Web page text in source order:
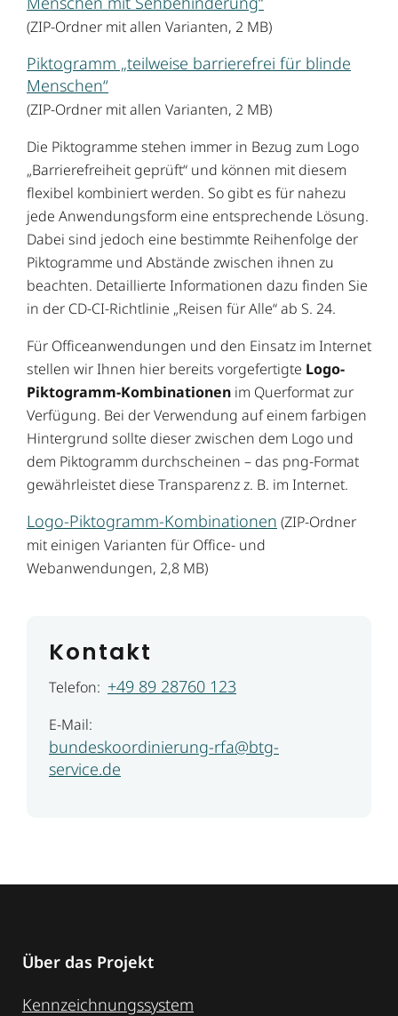
(ZIP-Ordner mit allen Varianten, 2 MB)
Piktogramm „teilweise barrierefrei für blinde
Menschen“
(ZIP-Ordner mit allen Varianten, 2 MB)
Die Piktogramme stehen immer in Bezug zum Logo
„Barrierefreiheit geprüft“ und können mit diesem
flexibel kombiniert werden. So gibt es für nahezu
jede Anwendungsform eine entsprechende Lösung.
Dabei sind jedoch eine bestimmte Reihenfolge der
Piktogramme und Abstände zwischen ihnen zu
beachten. Detaillierte Informationen dazu finden Sie
in der CD-CI-Richtlinie „Reisen für Alle“ ab S. 24.
Für Officeanwendungen und den Einsatz im Internet
stellen wir Ihnen hier bereits vorgefertigte Logo-
Piktogramm-Kombinationen im Querformat zur
Verfügung. Bei der Verwendung auf einem farbigen
Hintergrund sollte dieser zwischen dem Logo und
dem Piktogramm durchscheinen – das png-Format
gewährleistet diese Transparenz z. B. im Internet.
Logo-Piktogramm-Kombinationen (ZIP-Ordner
mit einigen Varianten für Office- und
Webanwendungen, 2,8 MB)
Kontakt
Telefon: +49 89 28760 123
E-Mail:
bundeskoordinierung-rfa@btg-
service.de
Über das Projekt
Kennzeichnungssystem